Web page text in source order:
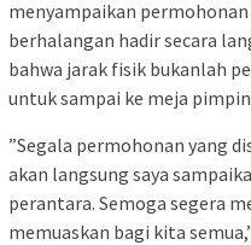
menyampaikan
berhalangan hadir secara
bahwa jarak fisik bukanlah
untuk sampai ke meja
​”Segala permohonan yang
akan langsung saya
perantara. Semoga segera
memuaskan bagi kita